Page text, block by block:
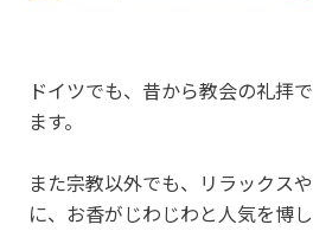
ドイツでも、昔から教会の礼拝
ます。
また宗教以外でも、リラックス
に、お香がじわじわと人気を博し